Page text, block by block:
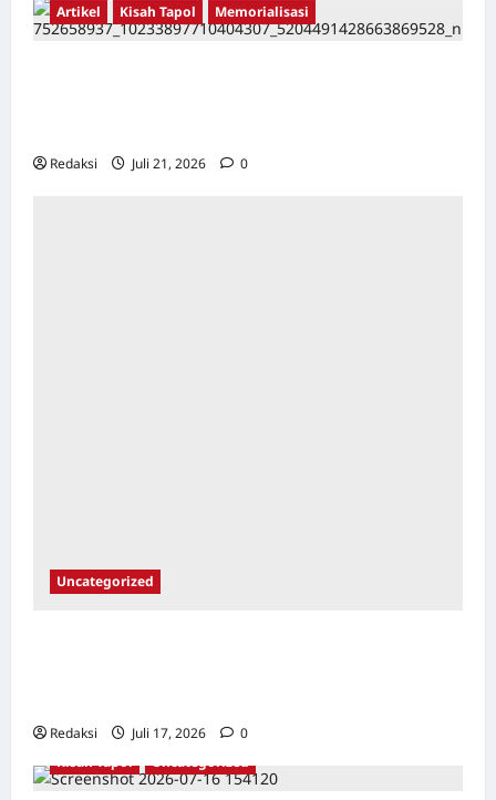
Artikel Kisah Tapol Memorialisasi
Redaksi Juli 21, 2026 0
Uncategorized
Redaksi Juli 17, 2026
0
Kisah Tapol
Uncategorized